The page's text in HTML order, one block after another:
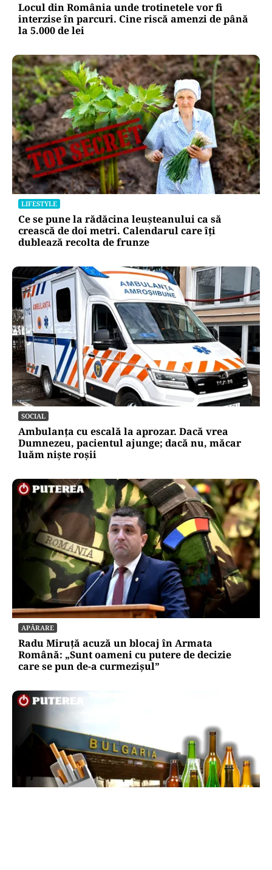
Locul din România unde trotinetele vor fi
interzise în parcuri. Cine riscă amenzi de până
la 5.000 de lei
LIFESTYLE
Ce se pune la rădăcina leușteanului ca să
crească de doi metri. Calendarul care îți
dublează recolta de frunze
SOCIAL
Ambulanța cu escală la aprozar. Dacă vrea
Dumnezeu, pacientul ajunge; dacă nu, măcar
luăm niște roșii
APĂRARE
Radu Miruță acuză un blocaj în Armata
Română: „Sunt oameni cu putere de decizie
care se pun de-a curmezișul”